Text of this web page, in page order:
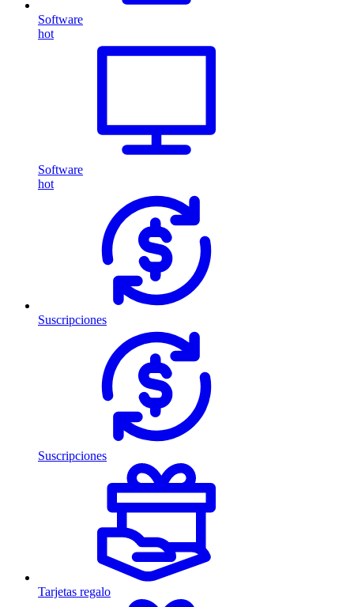
Software
hot
Software
hot
Suscripciones
Suscripciones
Tarjetas regalo